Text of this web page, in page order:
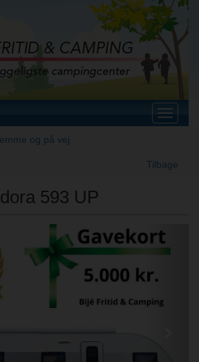
Toggle
og på vej
Tilbage
593 UP